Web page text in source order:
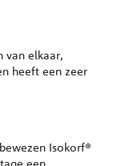
van elkaar,
heeft een zeer
Isokorf®